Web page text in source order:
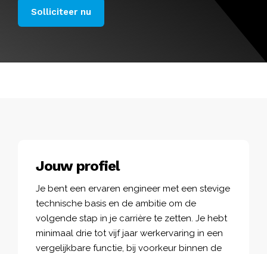
Solliciteer nu
Jouw profiel
Je bent een ervaren engineer met een stevige
technische basis en de ambitie om de
volgende stap in je carrière te zetten. Je hebt
minimaal drie tot vijf jaar werkervaring in een
vergelijkbare functie, bij voorkeur binnen de